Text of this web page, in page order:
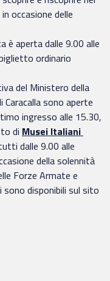
occasione delle
è aperta dalle 9.00 alle
ordinario
del Ministero della
Caracalla sono aperte
ingresso alle 15.30,
di Musei Italiani
dalle 9.00 alle
della solennità
Forze Armate e
disponibili sul sito